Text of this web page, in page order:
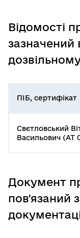
Відомості
ПІБ, сертифікат
Свєтловський
Васильович (АТ
Документ
пов'язаний